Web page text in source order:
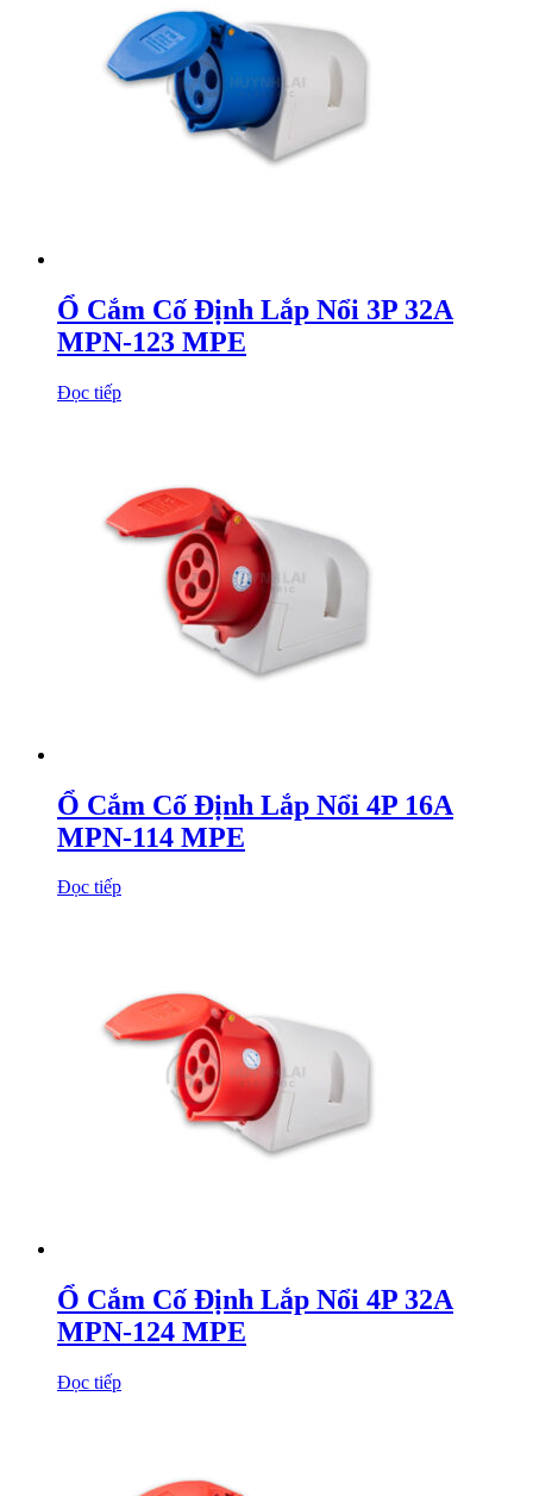
Ổ Cắm Cố Định Lắp Nổi 3P 32A
MPN-123 MPE
Đọc tiếp
Ổ Cắm Cố Định Lắp Nổi 4P 16A
MPN-114 MPE
Đọc tiếp
Ổ Cắm Cố Định Lắp Nổi 4P 32A
MPN-124 MPE
Đọc tiếp